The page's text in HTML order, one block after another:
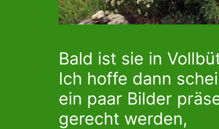
Bald ist sie in
Ich hoffe dann
ein paar Bilder
gerecht werden,